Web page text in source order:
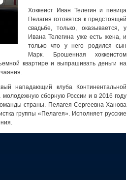
Хоккеист Иван Телегин и певица
Пелагея готовятся к предстоящей
свадьбе, только, оказывается, у
Ивана Телегина уже есть жена, и
только что у него родился сын
Марк. Брошенная хоккеистом
квартире и выпрашивать деньги на
нападающий клуба Континентальной
сборную России и в 2016 году
страны. Пелагея Сергеевна Ханова
группы «Пелагея». Исполняет русские